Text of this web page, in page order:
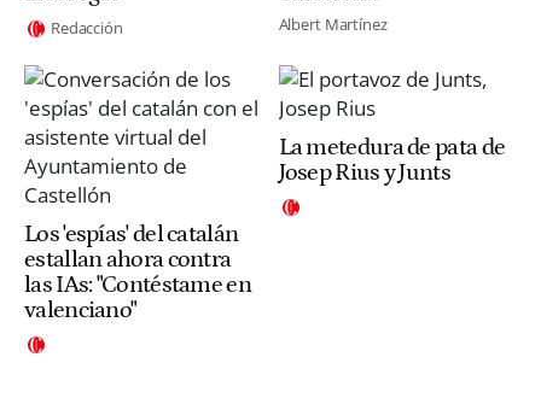
Redacción Albert Martínez
Los 'espías' del catalán
estallan ahora contra
las IAs: "Contéstame en
valenciano"
La metedura de pata de
Josep Rius y Junts